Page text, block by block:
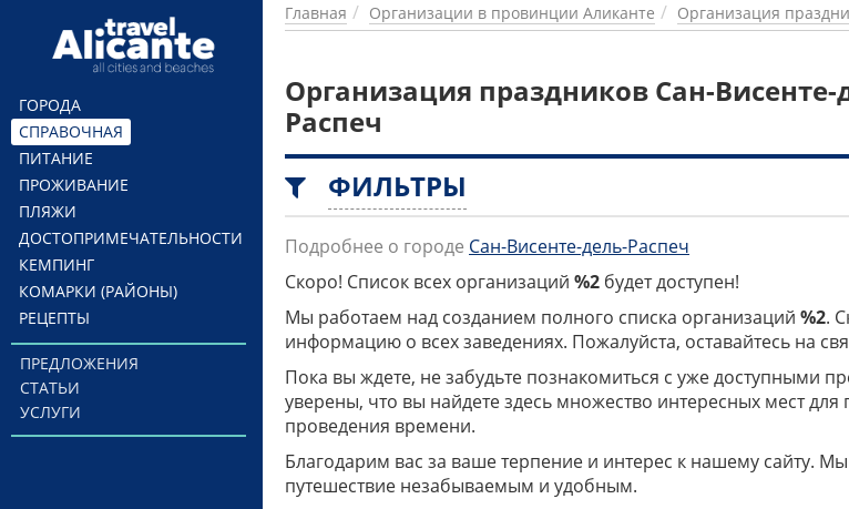
Перейти к основному содержанию
ГОРОДА
СПРАВОЧНАЯ
ПИТАНИЕ
ПРОЖИВАНИЕ
ПЛЯЖИ
ДОСТОПРИМЕЧАТЕЛЬНОСТИ
КЕМПИНГ
КОМАРКИ (РАЙОНЫ)
РЕЦЕПТЫ
ПРЕДЛОЖЕНИЯ
СТАТЬИ
УСЛУГИ
Главная Организации в провинции Аликанте Организация
Организация праздников Сан-Висенте-
Распеч
ФИЛЬТРЫ
Подробнее о городе Сан-Висенте-дель-Распеч
Скоро! Список всех организаций %2 будет доступен!
Мы работаем над созданием полного списка организаций %2.
информацию о всех заведениях. Пожалуйста, оставайтесь на
Пока вы ждете, не забудьте познакомиться с уже доступными
уверены, что вы найдете здесь множество интересных мест
проведения времени.
Благодарим вас за ваше терпение и интерес к нашему сайту.
путешествие незабываемым и удобным.